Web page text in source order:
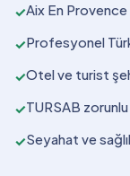
✓Aix En
✓Profesyonel
✓Otel ve turist
✓TURSAB
✓Seyahat ve